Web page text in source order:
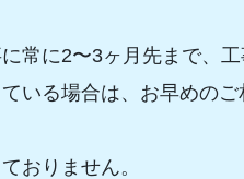
常に2〜3ヶ月先まで、
いる場合は、お早めの
おりません。